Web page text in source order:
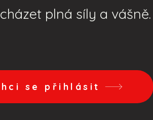
plná síly a vášně.
se přihlásit